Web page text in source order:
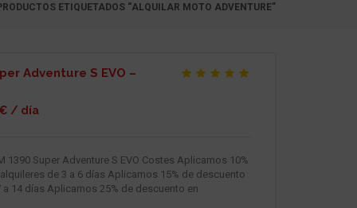
ETIQUETADOS “ALQUILAR MOTO ADVENTURE”
Adventure S EVO –
/ día
1390 Super Adventure S EVO Costes Aplicamos 10%
de 3 a 6 días Aplicamos 15% de descuento
a 14 días Aplicamos 25% de descuento en